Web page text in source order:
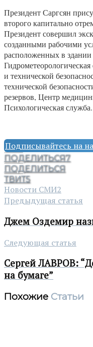
Президент Саргсян
второго капитально
Президент совершил
созданными рабочими
расположенных в
и технической
технической
резервов, Центр
Психологическая служба.
Подписывайтесь на
ПОДЕЛИТЬСЯ7
ПОДЕЛИТЬСЯ
ТВИТ5
Новости СМИ2
Предыдущая статья
Джем Оздемир
Следующая статья
Сергей ЛАВРОВ:
на бумаге”
Похожие Статьи